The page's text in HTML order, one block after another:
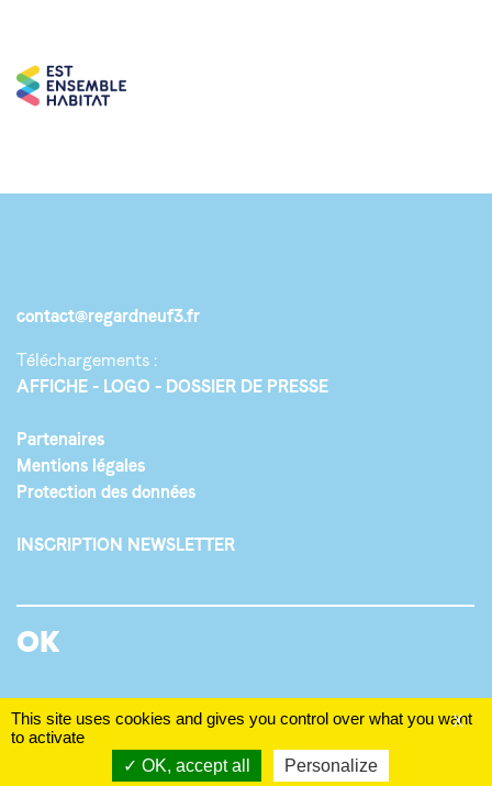
contact@regardneuf3.fr
Téléchargements :
AFFICHE
LOGO DOSSIER DE PRESSE
Partenaires
Mentions légales
Protection des données
INSCRIPTION NEWSLETTER
X
This site uses cookies and gives you control over what you want
to activate
OK, accept all
Personalize